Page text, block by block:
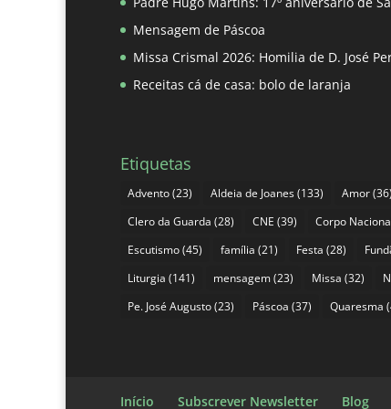
Mensagem de Páscoa
Missa Crismal 2026: Homilia de D. José
Receitas cá de casa: bolo de laranja
Etiquetas
Advento(23) Aldeia de Joanes(133) Amor(36)
Clero da Guarda (28) CNE (39) Corpo
Escutismo(45) família (21) Festa (28)
Liturgia (141) mensagem(23) Missa (32)
Pe. José Augusto(23) Páscoa (37) Quaresma
Início Subscrever Newsletter Blog